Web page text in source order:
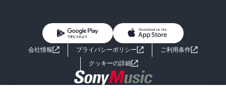
ライトノベル 男子向けラノベ
小説
海外小説
よくあるご質問 お問い合わせ
会社情報 プライバシーポリシー
ご利用条件
クッキーの詳細